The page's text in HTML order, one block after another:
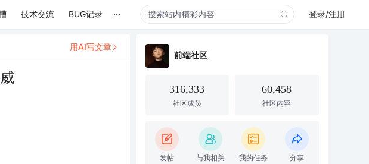
技术交流 BUG记录 ... 登录/注册
用AI写文章
前端社区
316,333
社区成员
60,458
社区内容
发帖 与我相关 我的任务 分享